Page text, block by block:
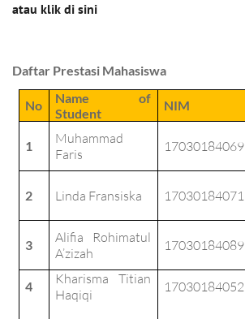
atau klik di sini
Daftar Prestasi Mahasiswa
No
Name of
Student
NIM
1
Muhammad
Faris
17030184069
2 Linda Fransiska 17030184071
3
Alifia Rohimatul
A’zizah
17030184089
4
Kharisma Titian
Haqiqi
17030184052